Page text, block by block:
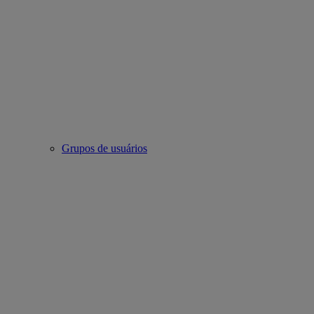
Grupos de usuários